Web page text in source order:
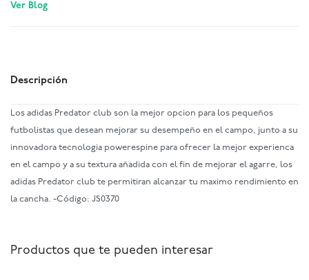
Ver Blog
Descripción
Los adidas Predator club son la mejor opcion para los pequeños
futbolistas que desean mejorar su desempeño en el campo, junto a su
innovadora tecnologia powerespine para ofrecer la mejor experienca
en el campo y a su textura añadida con el fin de mejorar el agarre, los
adidas Predator club te permitiran alcanzar tu maximo rendimiento en
la cancha. -Código: JS0370
Productos que te pueden interesar